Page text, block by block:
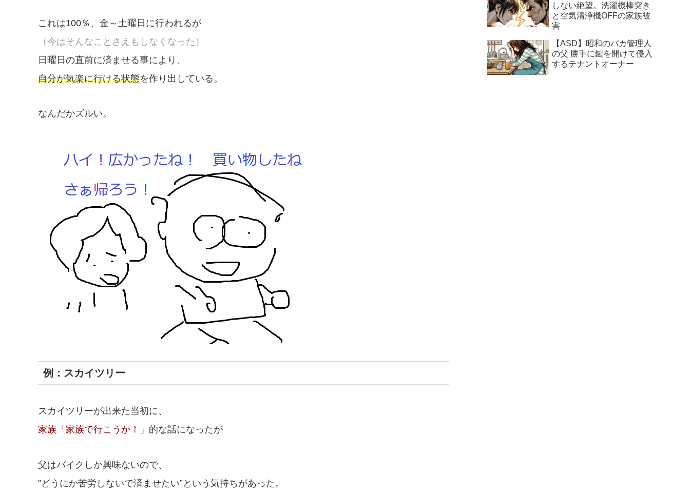
これは100％、金～土曜日に行われるが
（今はそんなことさえもしなくなった）
日曜日の直前に済ませる事により、
自分が気楽に行ける状態を作り出している。
なんだかズルい。
例：スカイツリー
スカイツリーが出来た当初に、
家族「家族で行こうか！」 的な話になったが
父はバイクしか興味ないので、
”どうにか苦労しないで済ませたい”という気持ちがあった。
しない絶望。洗濯機棒突き
と空気清浄機OFFの家族被
害
【ASD】昭和のバカ管理人
の父 勝手に鍵を開けて侵入
するテナントオーナー